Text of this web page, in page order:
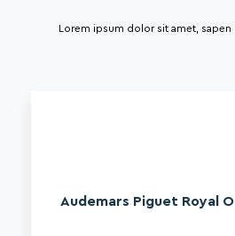
Lorem ipsum dolor sit amet,
Audemars Piguet Royal